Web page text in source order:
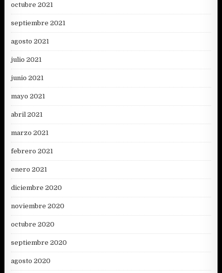
octubre 2021
septiembre 2021
agosto 2021
julio 2021
junio 2021
mayo 2021
abril 2021
marzo 2021
febrero 2021
enero 2021
diciembre 2020
noviembre 2020
octubre 2020
septiembre 2020
agosto 2020